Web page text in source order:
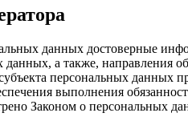
данных достоверные
а также,
персональных
выполнения
Законом о персональных